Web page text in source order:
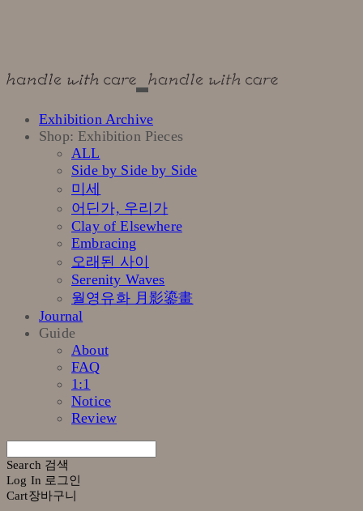
Exhibition Archive
Shop: Exhibition Pieces
ALL
Side by Side by Side
미세
어딘가, 우리가
Clay of Elsewhere
Embracing
오래된 사이
Serenity Waves
월영유화 月影鎏畫
Journal
Guide
About
FAQ
1:1
Notice
Review
Search 검색
Log In 로그인
Cart장바구니